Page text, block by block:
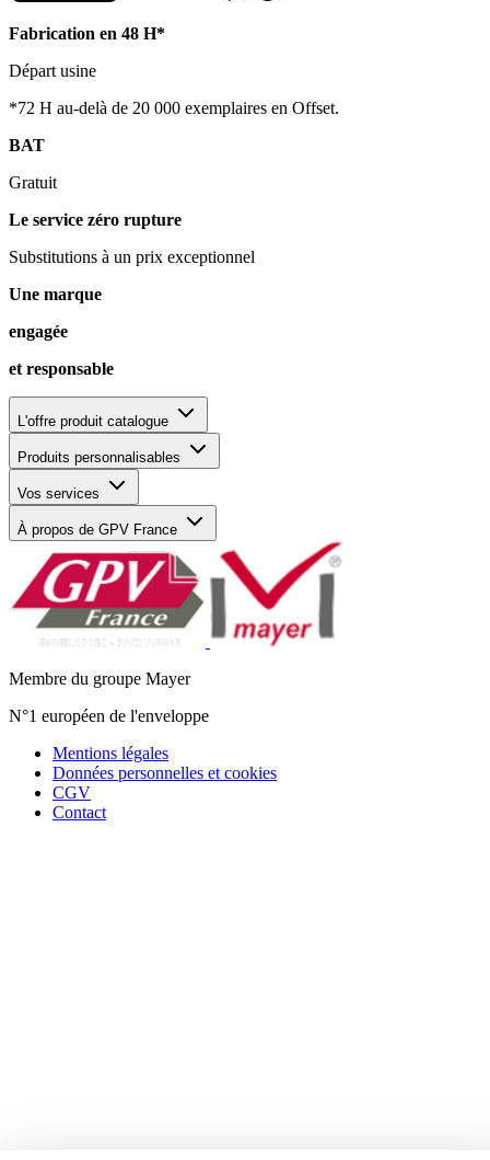
Fabrication en 48 H*
Départ usine
*72 H au-delà de 20 000 exemplaires en Offset.
BAT
Gratuit
Le service zéro rupture
Substitutions à un prix exceptionnel
Une marque
engagée
et responsable
L'offre produit catalogue
Produits personnalisables
Vos services
À propos de GPV France
Membre du groupe Mayer
N°1 européen de l'enveloppe
Mentions légales
Données personnelles et cookies
CGV
Contact